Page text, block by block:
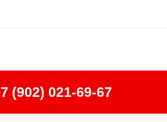
(902) 021-69-67